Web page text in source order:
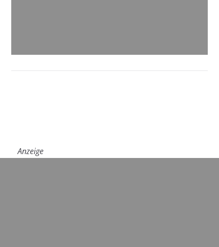
Anzeige